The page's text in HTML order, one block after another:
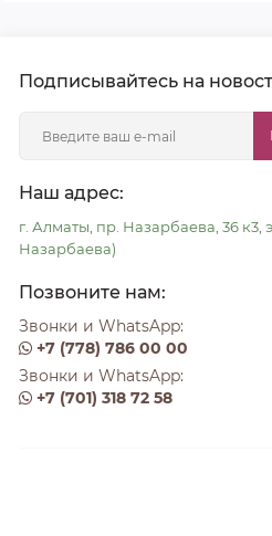
Подписывайтесь на
Наш адрес:
г. Алматы, пр. Назарбаева, 36 к3,
Назарбаева)
Позвоните нам:
Звонки и WhatsApp:
+7 (778) 786 00 00
Звонки и WhatsApp:
+7 (701) 318 72 58